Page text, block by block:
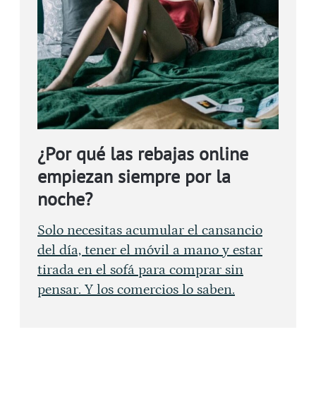
¿Por qué las rebajas online
empiezan siempre por la
noche?
Solo necesitas acumular el cansancio
del día, tener el móvil a mano y estar
tirada en el sofá para comprar sin
pensar. Y los comercios lo saben.